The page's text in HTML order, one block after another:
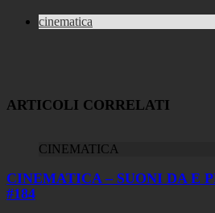
Link cinematica
ARTICOLI CORRELATI
CINEMATICA
CINEMATICA – SUONI DA E
#184